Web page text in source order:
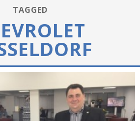
TAGGED